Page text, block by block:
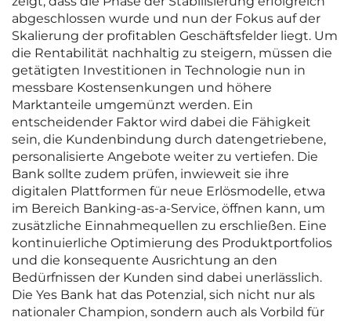
abgeschlossen wurde und nun der Fokus auf der
Skalierung der profitablen Geschäftsfelder liegt. Um
die Rentabilität nachhaltig zu steigern, müssen die
getätigten Investitionen in Technologie nun in
messbare Kostensenkungen und höhere
Marktanteile umgemünzt werden. Ein
entscheidender Faktor wird dabei die Fähigkeit
sein, die Kundenbindung durch datengetriebene,
personalisierte Angebote weiter zu vertiefen. Die
Bank sollte zudem prüfen, inwieweit sie ihre
digitalen Plattformen für neue Erlösmodelle, etwa
im Bereich Banking-as-a-Service, öffnen kann, um
zusätzliche Einnahmequellen zu erschließen. Eine
kontinuierliche Optimierung des Produktportfolios
und die konsequente Ausrichtung an den
Bedürfnissen der Kunden sind dabei unerlässlich.
Die Yes Bank hat das Potenzial, sich nicht nur als
nationaler Champion, sondern auch als Vorbild für